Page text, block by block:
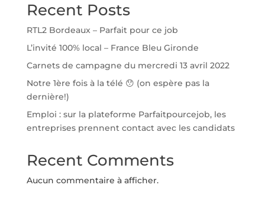
Recent Posts
RTL2 Bordeaux – Parfait pour ce job
L’invité 100% local – France Bleu Gironde
Carnets de campagne du mercredi 13 avril 2022
Notre 1ère fois à la télé 😯 (on espère pas la
dernière!)
Emploi : sur la plateforme Parfaitpourcejob, les
entreprises prennent contact avec les candidats
Recent Comments
Aucun commentaire à afficher.